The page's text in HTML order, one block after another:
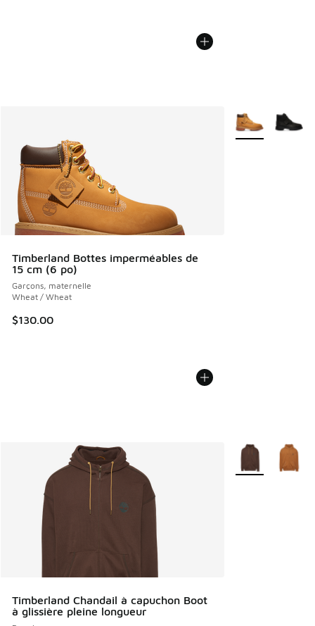
Timberland Bottes imperméables de
15 cm (6 po)
Garçons, maternelle
Wheat / Wheat
$130.00
Plus de couleurs
Timberland Chandail à capuchon Boot
à glissière pleine longueur
Plus de couleurs